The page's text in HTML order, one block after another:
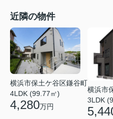
近隣の物件
横浜市保土ケ谷区鎌谷町
4LDK (99.77㎡)
4,280万円
横浜市
3LDK